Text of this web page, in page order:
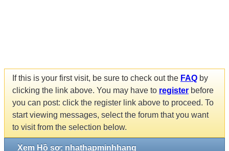
If this is your first visit, be sure to check out the FAQ by
clicking the link above. You may have to register before
you can post: click the register link above to proceed. To
start viewing messages, select the forum that you want
to visit from the selection below.
Xem Hồ sơ: nhathapminhhang